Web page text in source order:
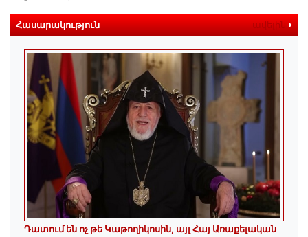
Հասարակություն ավելին
Դատում են ոչ թե Կաթողիկոսին, այլ Հայ Առաքելական